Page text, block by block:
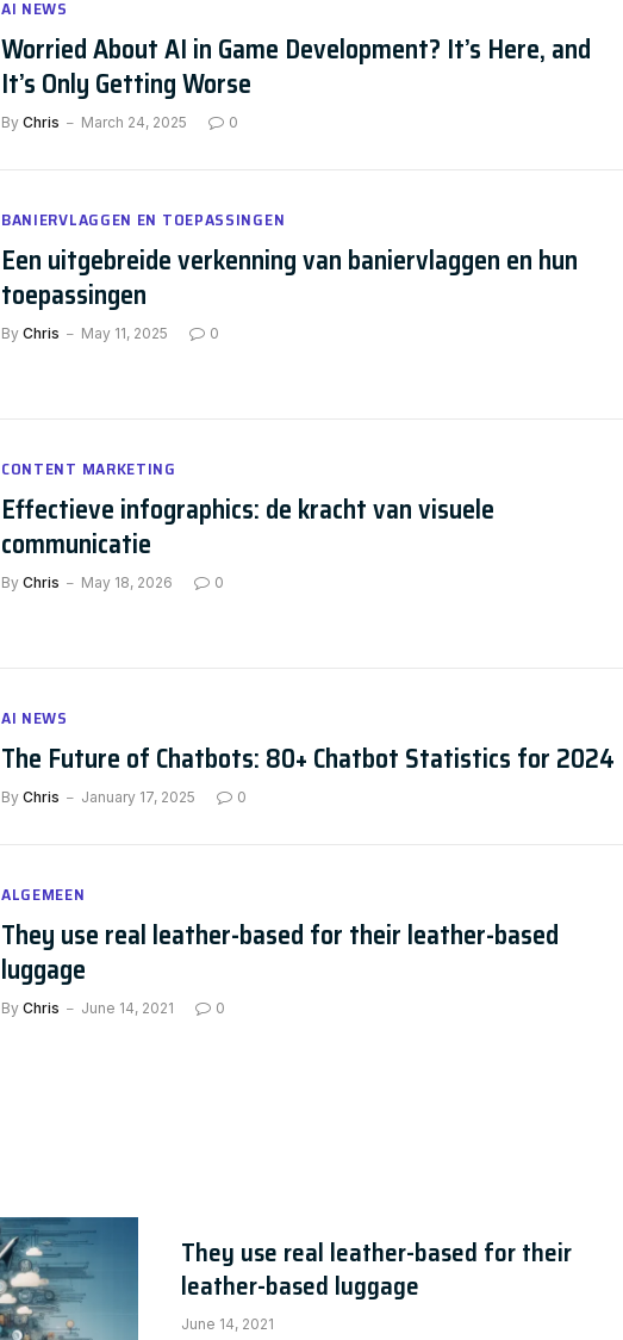
AI NEWS
Worried About AI in Game Development? It’s Here, and
It’s Only Getting Worse
By Chris March 24, 2025 0
BANIERVLAGGEN EN TOEPASSINGEN
Een uitgebreide verkenning van baniervlaggen en hun
toepassingen
By Chris May 11, 2025 0
CONTENT MARKETING
Effectieve infographics: de kracht van visuele
communicatie
By Chris May 18, 2026 0
AI NEWS
The Future of Chatbots: 80+ Chatbot Statistics for 2024
By Chris January 17, 2025 0
ALGEMEEN
They use real leather-based for their leather-based
luggage
By Chris June 14, 2021 0
They use real leather-based for their
leather-based luggage
June 14, 2021